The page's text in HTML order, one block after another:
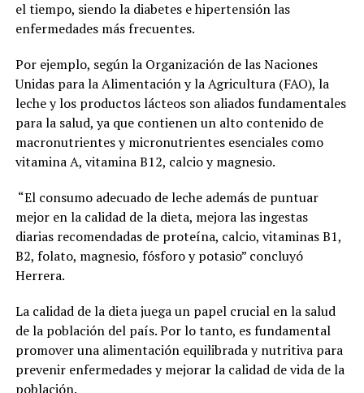
el tiempo, siendo la diabetes e hipertensión las
enfermedades más frecuentes.
Por ejemplo, según la Organización de las Naciones
Unidas para la Alimentación y la Agricultura (FAO), la
leche y los productos lácteos son aliados fundamentales
para la salud, ya que contienen un alto contenido de
macronutrientes y micronutrientes esenciales como
vitamina A, vitamina B12, calcio y magnesio.
“El consumo adecuado de leche además de puntuar
mejor en la calidad de la dieta, mejora las ingestas
diarias recomendadas de proteína, calcio, vitaminas B1,
B2, folato, magnesio, fósforo y potasio” concluyó
Herrera.
La calidad de la dieta juega un papel crucial en la salud
de la población del país. Por lo tanto, es fundamental
promover una alimentación equilibrada y nutritiva para
prevenir enfermedades y mejorar la calidad de vida de la
población.